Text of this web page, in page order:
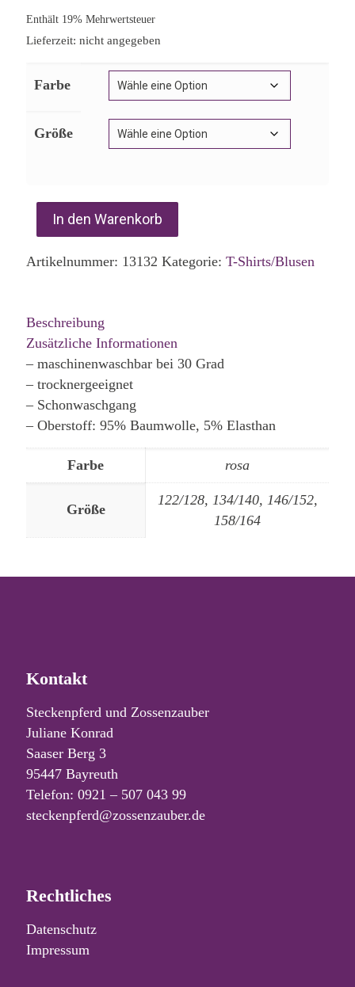
Enthält 19% Mehrwertsteuer
Lieferzeit: nicht angegeben
Farbe
Größe
In den Warenkorb
Artikelnummer: 13132 Kategorie: T-Shirts/Blusen
Beschreibung
Zusätzliche Informationen
– maschinenwaschbar bei 30 Grad
– trocknergeeignet
– Schonwaschgang
– Oberstoff: 95% Baumwolle, 5% Elasthan
Farbe rosa
Größe
122/128, 134/140, 146/152,
158/164
Kontakt
Steckenpferd und Zossenzauber
Juliane Konrad
Saaser Berg 3
95447 Bayreuth
Telefon: 0921 – 507 043 99
steckenpferd@zossenzauber.de
Rechtliches
Datenschutz
Impressum